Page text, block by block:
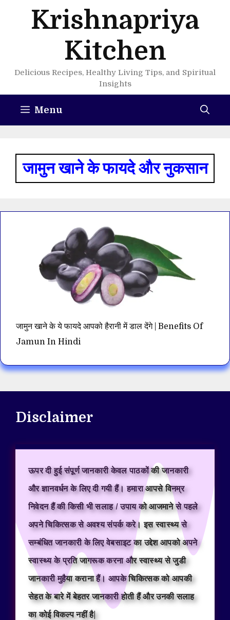
Krishnapriya
Kitchen
Delicious Recipes, Healthy Living Tips, and Spiritual
Insights
Menu
जामुन खाने के फायदे और नुकसान
जामुन खाने के ये फायदे आपको हैरानी में डाल देंगे | Benefits Of
Jamun In Hindi
Disclaimer
ऊपर दी हुई संपूर्ण जानकारी केवल पाठकों की जानकारी
और ज्ञानवर्धन के लिए दी गयी हैं। हमारा आपसे विनम्र
निवेदन हैं की किसी भी सलाह / उपाय को आजमाने से पहले
अपने चिकित्सक से अवश्य संपर्क करे। इस स्वास्थ्य से
सम्बंधित जानकारी के लिए वेबसाइट का उद्देश आपको अपने
स्वास्थ्य के प्रति जागरूक करना और स्वास्थ्य से जुडी
जानकारी मुहैया कराना हैं। आपके चिकित्सक को आपकी
सेहत के बारे में बेहतर जानकारी होती हैं और उनकी सलाह
का कोई विकल्प नहीं है|